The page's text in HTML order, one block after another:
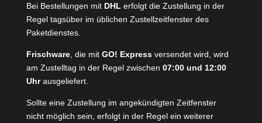
Bei Bestellungen mit DHL erfolgt die Zustellung in der
Regel tagsüber im üblichen Zustellzeitfenster des
Paketdienstes.
Frischware, die mit GO! Expressversendet wird, wird
am Zustelltag in der Regel zwischen 07:00 und 12:00
Uhrausgeliefert.
Sollte eine Zustellung im angekündigten Zeitfenster
nicht möglich sein, erfolgt in der Regel ein weiterer